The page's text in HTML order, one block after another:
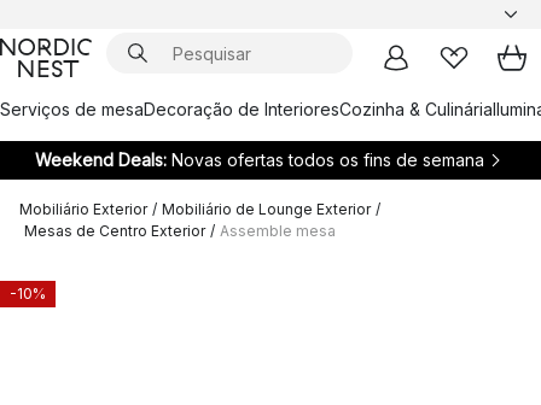
Serviços de mesaDecoração de InterioresCozinha & Culinária
Weekend Deals: Novas ofertas todos os fins de semana
Mobiliário Exterior / Mobiliário de Lounge Exterior /
Mesas de Centro Exterior / Assemble mesa
-10%